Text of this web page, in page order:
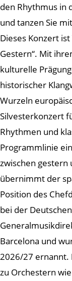
den Rhythmus in
und tanzen Sie
Dieses Konzert
Gestern“. Mit
kulturelle
historischer
Wurzeln
Silvesterkonzert
Rhythmen und
Programmlinie
zwischen gestern
übernimmt der
Position des
bei der
Barcelona und
2026/27 ernannt.
zu Orchestern